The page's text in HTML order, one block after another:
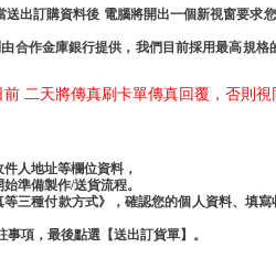
出訂購資料後 電腦將開出一個新視窗要求
合作金庫銀行提供，我們目前採用最高規
二天將傳真刷卡單傳真回覆，否則視
人地址等欄位資料，
準備製作/送貨流程。
三種付款方式》，確認您的個人資料、填
項，最後點選【送出訂貨單】。